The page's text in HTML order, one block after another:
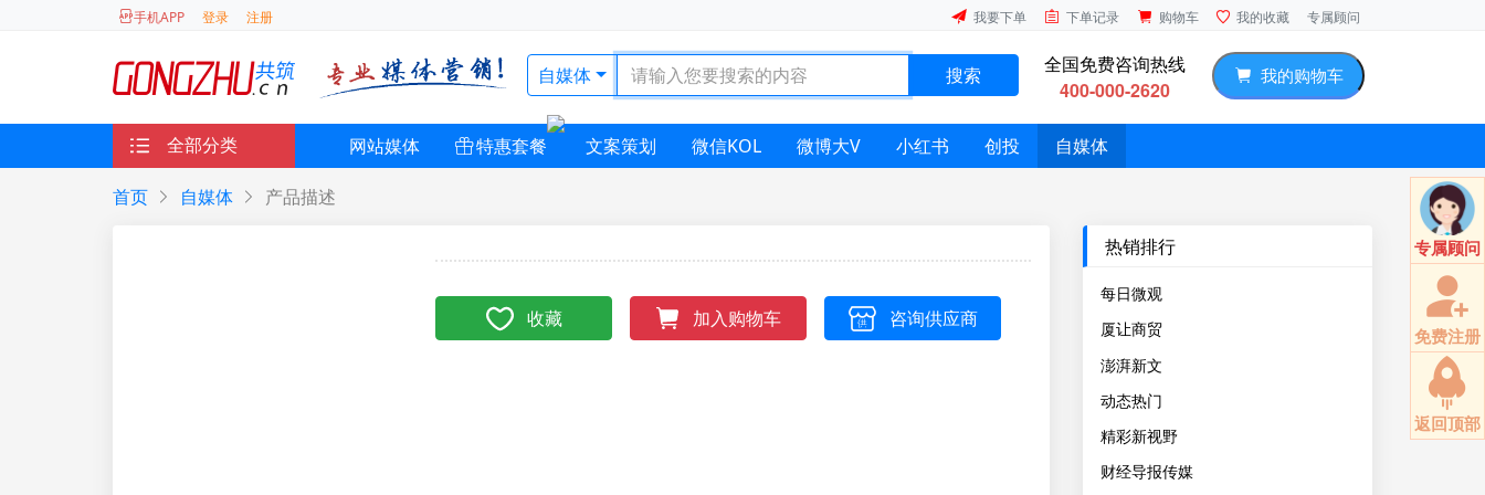
手机APP 登录 注册 我要下单 下单记录 购物车 我的收藏 专属顾问
自媒体 搜索 全国免费咨询热线
400-000-2620
我的购物车
全部分类 网站媒体 特惠套餐 文案策划 微信KOL 微博大V 小红书 创投 自媒体
首页 自媒体 产品描述
收藏 加入购物车 咨询供应商
热销排行
每日微观
厦让商贸
澎湃新文
动态热门
精彩新视野
财经导报传媒
专属顾问
免费注册
返回顶部